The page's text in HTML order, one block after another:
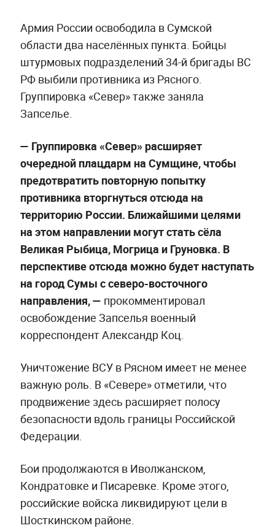
Армия России освободила в Сумской
области два населённых пункта. Бойцы
штурмовых подразделений 34-й бригады ВС
РФ выбили противника из Рясного.
Группировка «Север» также заняла
Запселье.
— Группировка «Север» расширяет
очередной плацдарм на Сумщине, чтобы
предотвратить повторную попытку
противника вторгнуться отсюда на
территорию России. Ближайшими целями
на этом направлении могут стать сёла
Великая Рыбица, Могрица и Груновка. В
перспективе отсюда можно будет наступать
на город Сумы с северо-восточного
направления, — прокомментировал
освобождение Запселья военный
корреспондент Александр Коц.
Уничтожение ВСУ в Рясном имеет не менее
важную роль. В «Севере» отметили, что
продвижение здесь расширяет полосу
безопасности вдоль границы Российской
Федерации.
Бои продолжаются в Иволжанском,
Кондратовке и Писаревке. Кроме этого,
российские войска ликвидируют цели в
Шосткинском районе.